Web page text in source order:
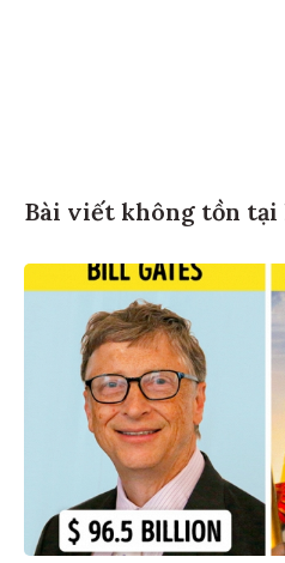
Bài viết không tồn tại